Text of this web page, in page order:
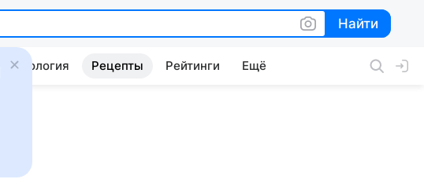
Найти
Найти
Психология Рецепты Рейтинги Ещё